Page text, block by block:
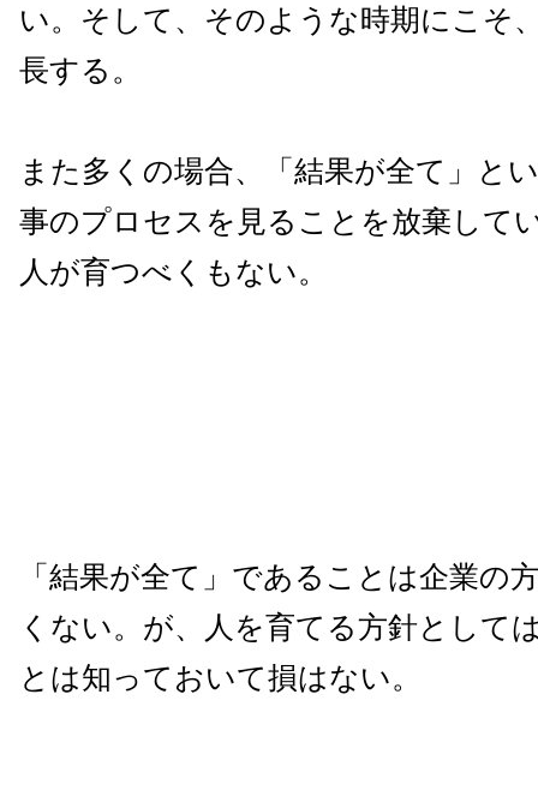
い。そして、そのような時期にこそ
長する。
また多くの場合、「結果が全て」と
事のプロセスを見ることを放棄して
人が育つべくもない。
「結果が全て」であることは企業の
くない。が、人を育てる方針として
とは知っておいて損はない。